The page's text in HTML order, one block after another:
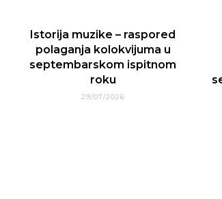
Istorija muzike – raspored
polaganja kolokvijuma u
septembarskom ispitnom
roku
29/07/2026